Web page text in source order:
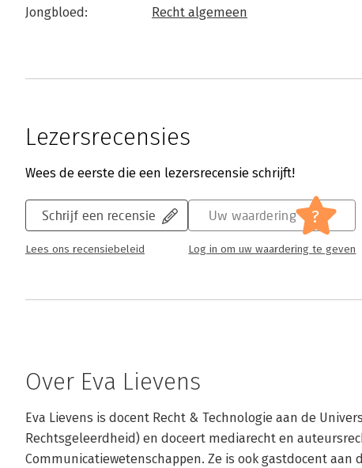
Jongbloed:
Recht algemeen
Lezersrecensies
Wees de eerste die een lezersrecensie schrijft!
Schrijf een recensie
Lees ons recensiebeleid
Uw waardering ?
Log in om uw waardering te geven
Over Eva Lievens
Eva Lievens is docent Recht & Technologie aan de
Rechtsgeleerdheid) en doceert mediarecht en
Communicatiewetenschappen. Ze is ook gastdocent aan